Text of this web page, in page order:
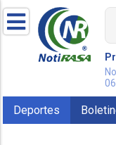
Deportes